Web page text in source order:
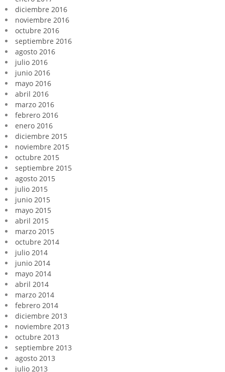
diciembre 2016
noviembre 2016
octubre 2016
septiembre 2016
agosto 2016
julio 2016
junio 2016
mayo 2016
abril 2016
marzo 2016
febrero 2016
enero 2016
diciembre 2015
noviembre 2015
octubre 2015
septiembre 2015
agosto 2015
julio 2015
junio 2015
mayo 2015
abril 2015
marzo 2015
octubre 2014
julio 2014
junio 2014
mayo 2014
abril 2014
marzo 2014
febrero 2014
diciembre 2013
noviembre 2013
octubre 2013
septiembre 2013
agosto 2013
julio 2013